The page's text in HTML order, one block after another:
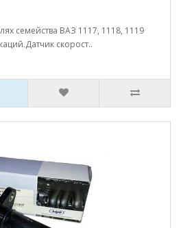
семейства ВАЗ 1117, 1118, 1119
скорост..